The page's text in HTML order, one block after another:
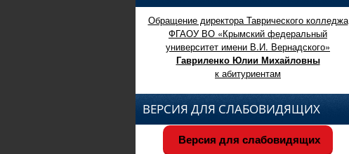
Обращение директора Таврического колледжа
ФГАОУ ВО «Крымский федеральный
университет имени В.И. Вернадского»
Гавриленко Юлии Михайловны
к абитуриентам
ВЕРСИЯ ДЛЯ СЛАБОВИДЯЩИХ
Версия для слабовидящих